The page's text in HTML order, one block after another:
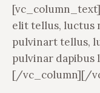
elit tellus, luctus
pulvinart tellus,
pulvinar
[/vc_column][/